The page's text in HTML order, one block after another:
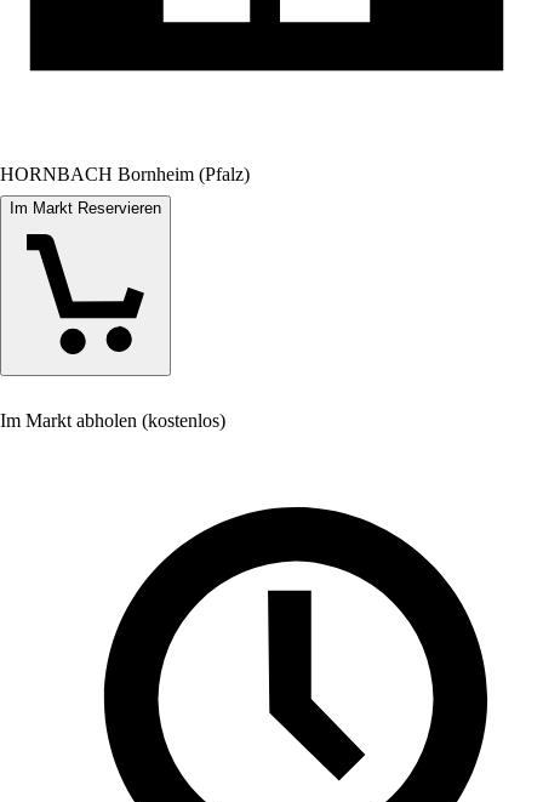
HORNBACH Bornheim (Pfalz)
Im Markt Reservieren
Im Markt abholen (kostenlos)